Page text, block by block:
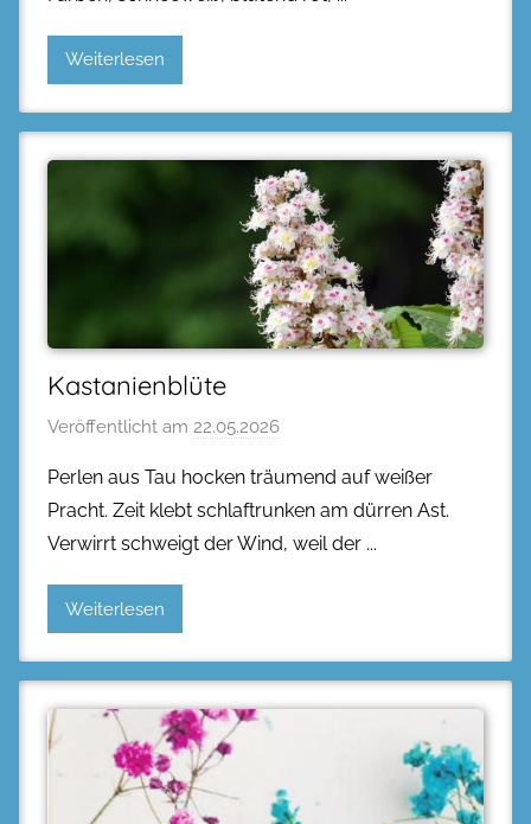
Weiterlesen
Kastanienblüte
Veröffentlicht am 22.05.2026
Perlen aus Tau hocken träumend auf weißer
Pracht. Zeit klebt schlaftrunken am dürren Ast.
Verwirrt schweigt der Wind, weil der
Weiterlesen